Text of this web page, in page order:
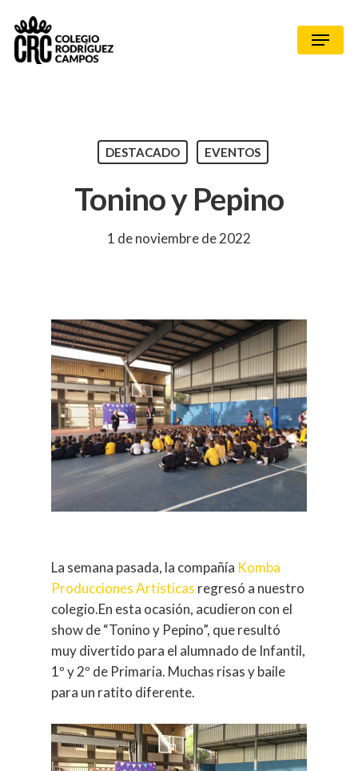
DESTACADO EVENTOS
Tonino y Pepino
1 de noviembre de 2022
La semana pasada, la compañía Komba
Producciones Artísticas regresó a nuestro
colegio.En esta ocasión, acudieron con el
show de “Tonino y Pepino”, que resultó
muy divertido para el alumnado de Infantil,
1º y 2º de Primaria. Muchas risas y baile
para un ratito diferente.
Reproductor
de